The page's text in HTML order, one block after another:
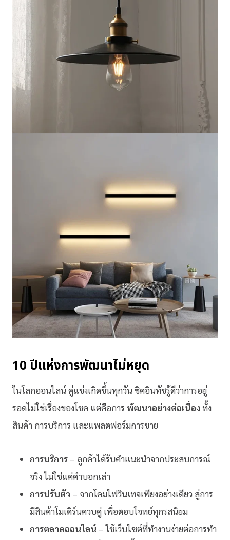
10 ปีแห่งการพัฒนาไม่หยุด
ในโลกออนไลน์ คู่แข่งเกิดขึ้นทุกวัน ชิคอินทัชรู้ดีว่าการอยู่
รอดไม่ใช่เรื่องของโชค แต่คือการ พัฒนาอย่างต่อเนื่องทั้ง
สินค้า การบริการ และแพลตฟอร์มการขาย
การบริการ – ลูกค้าได้รับคำแนะนำจากประสบการณ์
จริง ไม่ใช่แค่คำบอกเล่า
การปรับตัว – จากโคมไฟวินเทจเพียงอย่างเดียว สู่การ
มีสินค้าโมเดิร์นควบคู่ เพื่อตอบโจทย์ทุกรสนิยม
การตลาดออนไลน์ – ใช้เว็บไซต์ที่ทำงานง่ายต่อการทำ